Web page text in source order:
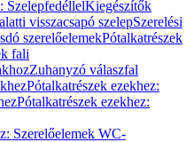
SzelepfedéllelKiegészítők
visszacsapó szelepSzerelési
szerelőelemekPótalkatrészek
fali
Zuhanyzó válaszfal
Pótalkatrészek ezekhez:
Pótalkatrészek ezekhez:
Szerelőelemek WC-